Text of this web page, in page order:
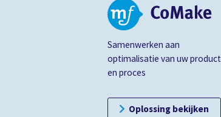
Samenwerken aan
optimalisatie van uw product
en proces
Oplossing bekijken